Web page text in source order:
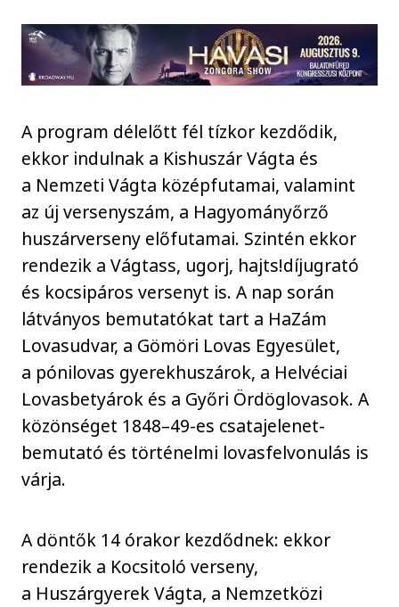
A program délelőtt fél tízkor kezdődik,
ekkor indulnak a Kishuszár Vágta és
a Nemzeti Vágta középfutamai, valamint
az új versenyszám, a Hagyományőrző
huszárverseny előfutamai. Szintén ekkor
rendezik a Vágtass, ugorj, hajts!díjugrató
és kocsipáros versenyt is. A nap során
látványos bemutatókat tart a HaZám
Lovasudvar, a Gömöri Lovas Egyesület,
a pónilovas gyerekhuszárok, a Helvéciai
Lovasbetyárok és a Győri Ördöglovasok. A
közönséget 1848–49-es csatajelenet-
bemutató és történelmi lovasfelvonulás is
várja.
A döntők 14 órakor kezdődnek: ekkor
rendezik a Kocsitoló verseny,
a Huszárgyerek Vágta, a Nemzetközi